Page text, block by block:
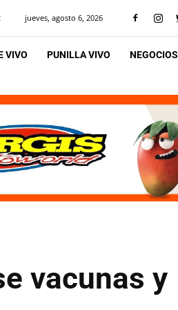
jueves, agosto 6, 2026
VIVO PUNILLA VIVO NEGOCIOS
vacunas y